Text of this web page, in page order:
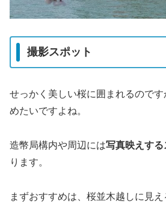
撮影スポット
せっかく美しい桜に囲まれるので
めたいですよね。
造幣局構内や周辺には写真映えする
ります。
まずおすすめは、桜並木越しに見え